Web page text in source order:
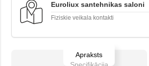
Euroliux santehnikas saloni
Fiziskie veikala kontakti
Apraksts